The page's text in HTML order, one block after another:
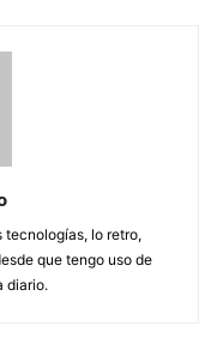
tecnologías, lo retro,
que tengo uso de
diario.